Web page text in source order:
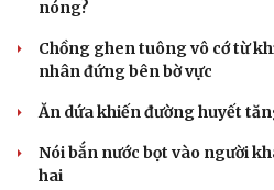
nóng?
Chồng ghen tuông vô cớ từ
nhân đứng bên bờ vực
Ăn dứa khiến đường huyết
Nói bắn nước bọt vào người
hai